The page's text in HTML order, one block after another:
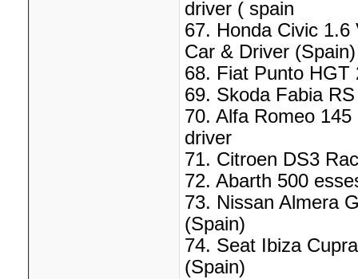
driver ( spain
67. Honda Civic
Car & Driver (Spain)
68. Fiat Punto HGT
69. Skoda Fabia
70. Alfa Romeo
driver
71. Citroen DS3
72. Abarth 500
73. Nissan Almera
(Spain)
74. Seat Ibiza
(Spain)